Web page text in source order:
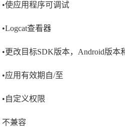
•使应用程序可调试
•Logcat查看器
•更改目标SDK版本，Android版本
•应用有效期自/至
•自定义权限
不兼容